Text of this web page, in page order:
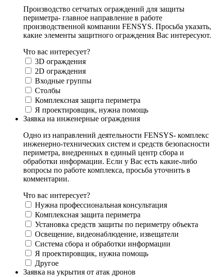
Производство сетчатых ограждений для защиты
периметра- главное направление в работе
производственной компании FENSYS. Просьба указать,
какие элементы защитного ограждения Вас интересуют.
Что вас интересует?
3D ограждения
2D ограждения
Входные группы
Столбы
Комплексная защита периметра
Я проектировщик, нужна помощь
Заявка на инженерные ограждения
Одно из направлений деятельности FENSYS- комплекс
инженерно-технических систем и средств безопасности
периметра, внедренных в единый центр сбора и
обработки информации. Если у Вас есть какие-либо
вопросы по работе комплекса, просьба уточнить в
комментарии.
Что вас интересует?
Нужна профессиональная консультация
Комплексная защита периметра
Установка средств защиты по периметру объекта
Освещение, видеонаблюдение, извещатели
Система сбора и обработки информации
Я проектировщик, нужна помощь
Другое
Заявка на укрытия от атак дронов